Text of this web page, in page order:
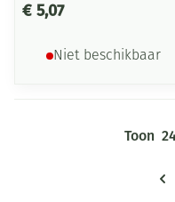
€ 5,07
Niet beschikbaar
Toon